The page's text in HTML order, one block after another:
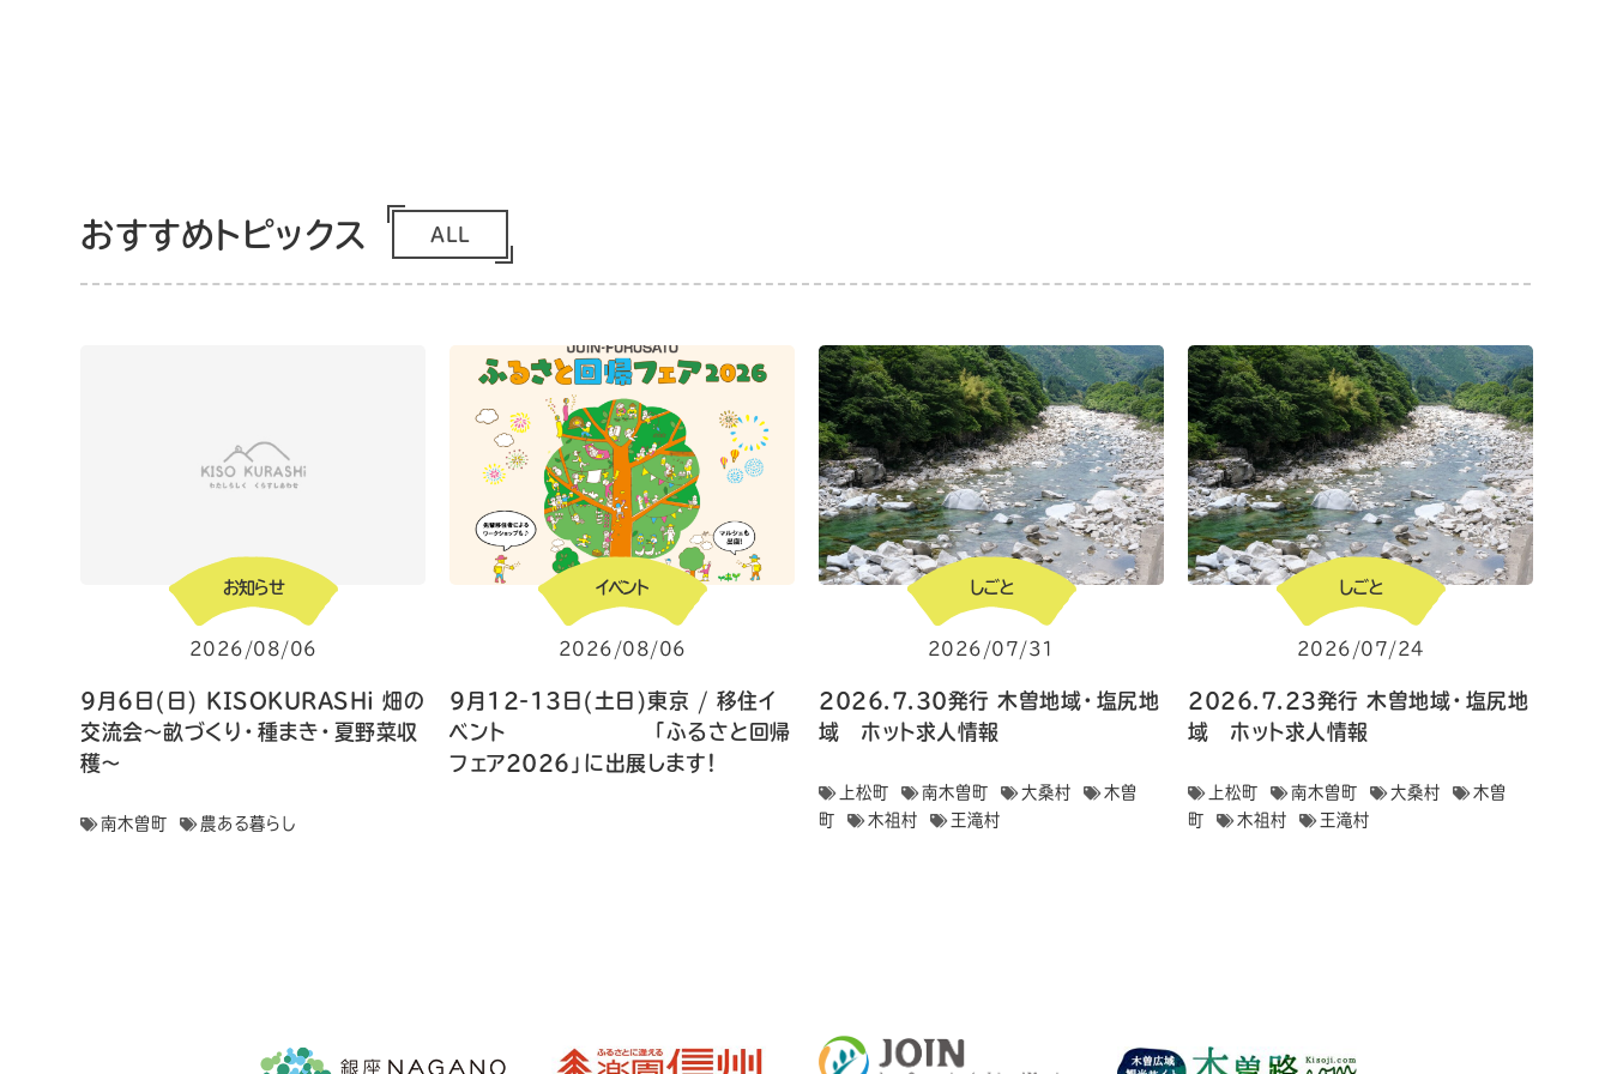
おすすめトピックス ALL
お知らせ
2026/08/06
9月6日(日) KISOKURASHi 畑の
交流会〜畝づくり・種まき・夏野菜収
穫〜
南木曽町 農ある暮らし
イベント
2026/08/06
9月12-13日(土日)東京 / 移住イ
ベント 「ふるさと回帰
フェア2026」に出展します！
しごと
2026/07/31
2026.7.30発行 木曽地域・塩尻地
域 ホット求人情報
上松町 南木曽町 大桑村
木曽
町
木祖村 王滝村
しごと
2026/07/24
2026.7.23発行 木曽地域・塩尻地
域 ホット求人情報
上松町 南木曽町 大桑村
木曽
町
木祖村 王滝村